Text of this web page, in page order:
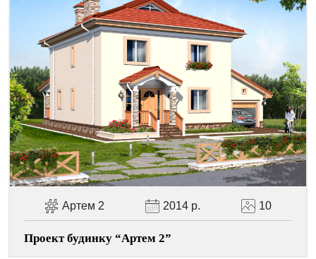
Артем 2 2014 р. 10
Проект будинку “Артем 2”